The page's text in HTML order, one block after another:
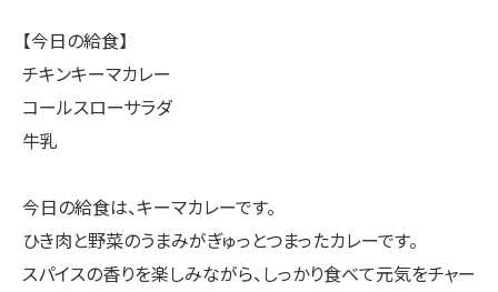
【今日の給食】
チキンキーマカレー
コールスローサラダ
牛乳
今日の給食は、キーマカレーです。
ひき肉と野菜のうまみがぎゅっとつまったカレーです。
スパイスの香りを楽しみながら、しっかり食べて元気をチャー